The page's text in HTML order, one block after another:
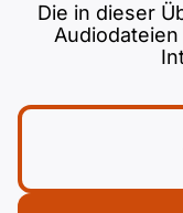
Die in dieser